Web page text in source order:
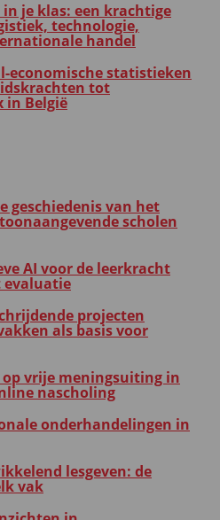
in je klas: een krachtige
technologie,
handel
economische statistieken
tot
in België
geschiedenis van het
scholen
AI voor de leerkracht
evaluatie
projecten
als basis voor
op vrije meningsuiting in
nascholing
onderhandelingen in
lesgeven: de
vak